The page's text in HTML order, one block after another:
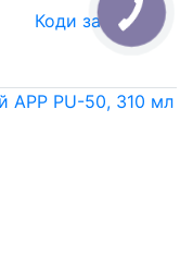
Коди заміни